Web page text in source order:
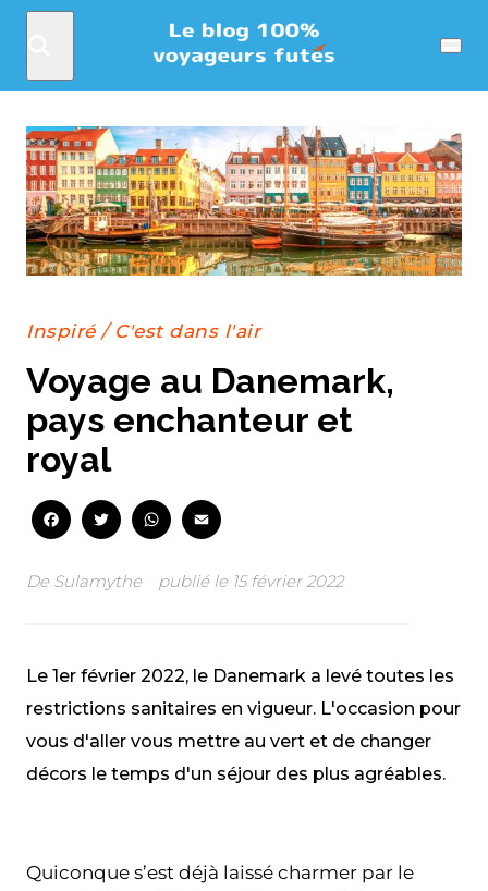
Menu
Inspiré/ C'est dans l'air
Voyage au Danemark,
pays enchanteur et
royal
FacebookTwitterWhatsApp
De Sulamythe publié le 15 février 2022
Le 1er février 2022, le Danemark a levé toutes les
restrictions sanitaires en vigueur. L'occasion pour
vous d'aller vous mettre au vert et de changer
décors le temps d'un séjour des plus agréables.
Quiconque s’est déjà laissé charmer par le